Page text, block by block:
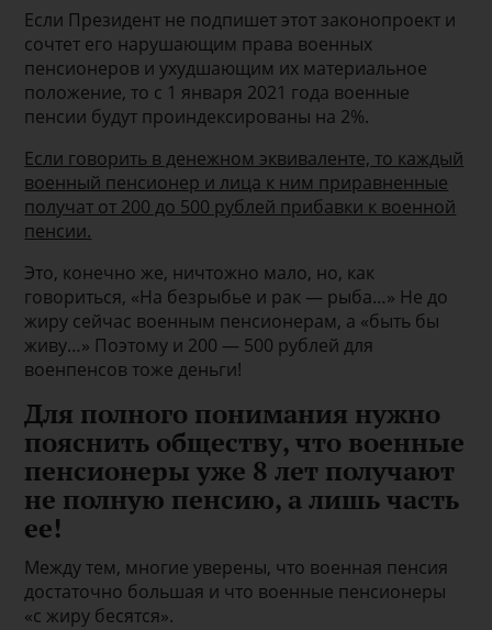
Если Президент не подпишет этот законопроект и
сочтет его нарушающим права военных
пенсионеров и ухудшающим их материальное
положение, то с 1 января 2021 года военные
пенсии будут проиндексированы на 2%.
Если говорить в денежном эквиваленте, то каждый
военный пенсионер и лица к ним приравненные
получат от 200 до 500 рублей прибавки к военной
пенсии.
Это, конечно же, ничтожно мало, но, как
говориться, «На безрыбье и рак — рыба…» Не до
жиру сейчас военным пенсионерам, а «быть бы
живу…» Поэтому и 200 — 500 рублей для
военпенсов тоже деньги!
Для полного понимания нужно
пояснить обществу, что военные
пенсионеры уже 8 лет получают
не полную пенсию, а лишь часть
ее!
Между тем, многие уверены, что военная пенсия
достаточно большая и что военные пенсионеры
«с жиру бесятся».